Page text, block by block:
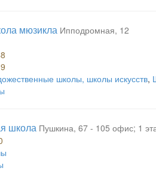
мюзикла Ипподромная, 12
школы, школы искусств,
школа Пушкина, 67 - 105 офис; 1